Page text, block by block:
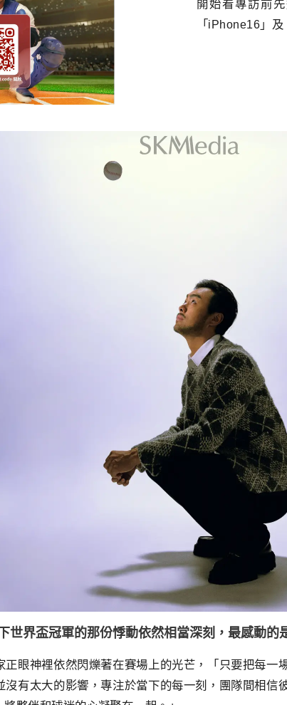
開始看專訪前
「iPhone16」
下世界盃冠軍的那份悸動依然相當深刻，最感動的
眼神裡依然閃爍著在賽場上的光芒，「只要把每
沒有太大的影響，專注於當下的每一刻，團隊間相